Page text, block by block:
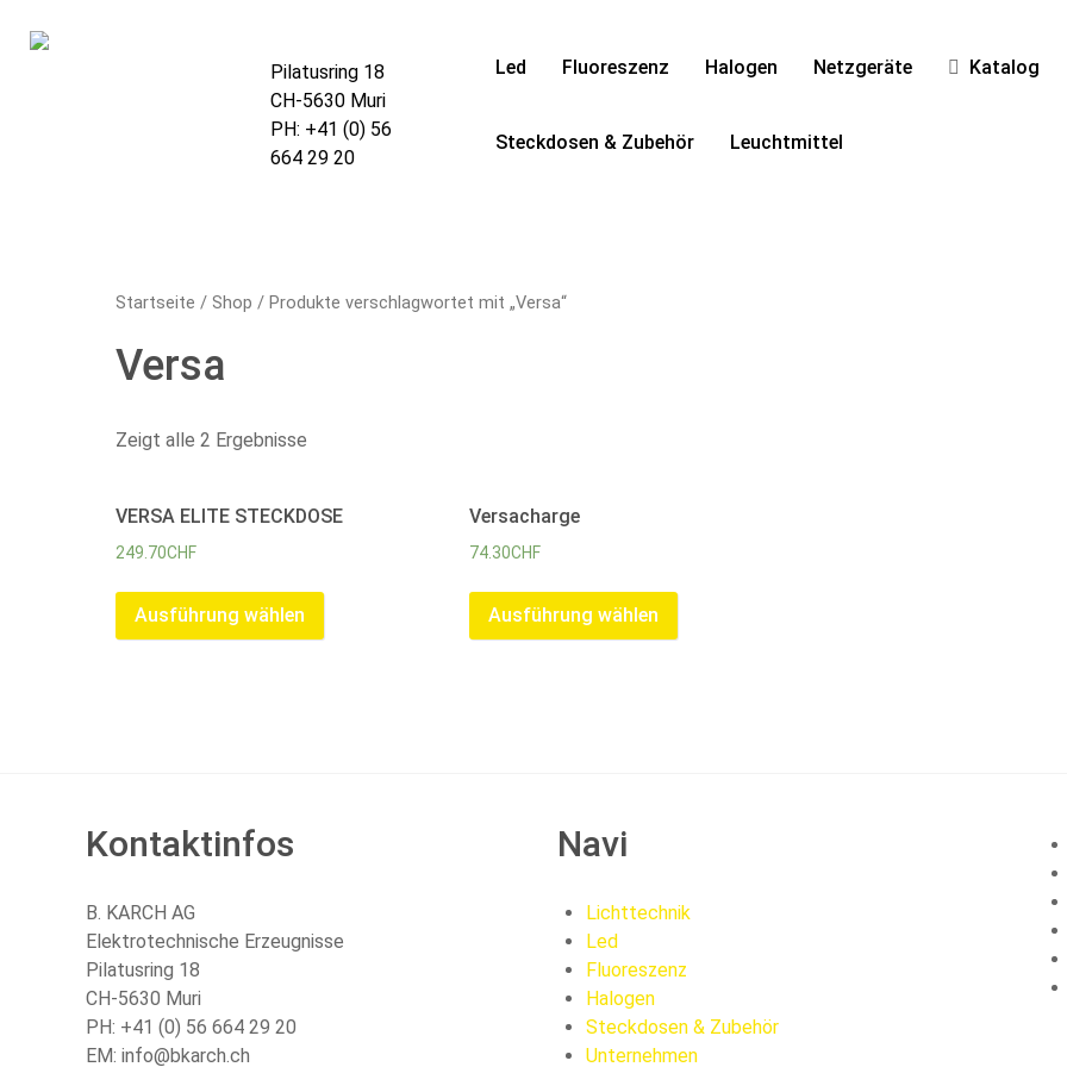
Pilatusring 18
CH-5630 Muri
PH: +41 (0) 56
664 29 20
Led Fluoreszenz Halogen Netzgeräte Katalog
Steckdosen & Zubehör Leuchtmittel
Startseite / Shop / Produkte verschlagwortet mit „Versa“
Versa
Zeigt alle 2 Ergebnisse
VERSA ELITE STECKDOSE
249.70CHF
Ausführung wählen
Versacharge
74.30CHF
Ausführung wählen
Kontaktinfos
B. KARCH AG
Elektrotechnische Erzeugnisse
Pilatusring 18
CH-5630 Muri
PH: +41 (0) 56 664 29 20
EM: info@bkarch.ch
Navi
Lichttechnik
Led
Fluoreszenz
Halogen
Steckdosen & Zubehör
Unternehmen